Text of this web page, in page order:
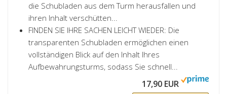
die Schubladen aus dem Turm herausfallen und
ihren Inhalt verschütten...
FINDEN SIE IHRE SACHEN LEICHT WIEDER: Die
transparenten Schubladen ermöglichen einen
vollständigen Blick auf den Inhalt Ihres
Aufbewahrungsturms, sodass Sie schnell...
17,90 EUR